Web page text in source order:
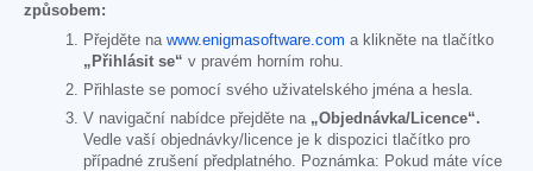
způsobem:
Přejděte na www.enigmasoftware.com a klikněte na tlačítko
„Přihlásit se“ v pravém horním rohu.
Přihlaste se pomocí svého uživatelského jména a hesla.
V navigační nabídce přejděte na „Objednávka/Licence“.
Vedle vaší objednávky/licence je k dispozici tlačítko pro
případné zrušení předplatného. Poznámka: Pokud máte více